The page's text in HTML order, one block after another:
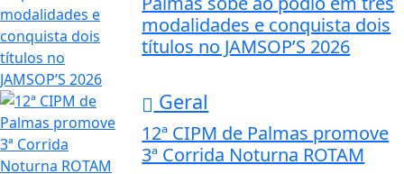
modalidades e conquista dois
títulos no JAMSOP’S 2026
Geral
12ª CIPM de Palmas promove
3ª Corrida Noturna ROTAM